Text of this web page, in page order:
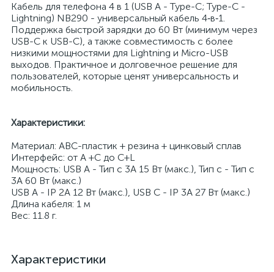
Кабель для телефона 4 в 1 (USB A - Type-C; Type-C -
Lightning) NB290 - универсальный кабель 4‑в‑1.
Поддержка быстрой зарядки до 60 Вт (минимум через
USB-C к USB-C), а также совместимость с более
низкими мощностями для Lightning и Micro-USB
выходов. Практичное и долговечное решение для
пользователей, которые ценят универсальность и
мобильность.
Характеристики:
Материал: ABC-пластик + резина + цинковый сплав
Интерфейс: от A +C до C+L
Мощность: USB A - Тип c 3A 15 Вт (макс.), Тип c - Тип c
3A 60 Вт (макс.)
USB A - IP 2A 12 Вт (макс.), USB C - IP 3A 27 Вт (макс.)
Длина кабеля: 1 м
Вес: 11.8 г.
Характеристики